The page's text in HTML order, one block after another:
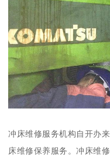
冲床维修服务机构自开办
床维修保养服务。冲床维